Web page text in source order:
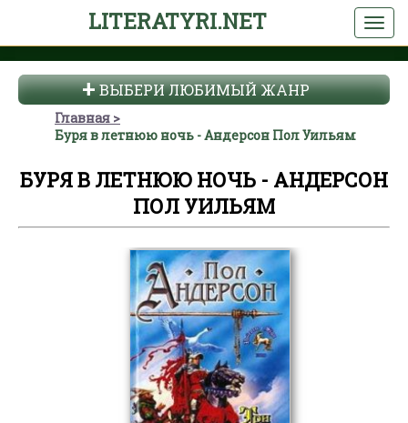
LITERATYRI.NET
ВЫБЕРИ ЛЮБИМЫЙ ЖАНР
Главная
Буря в летнюю ночь - Андерсон Пол Уильям
БУРЯ В ЛЕТНЮЮ НОЧЬ - АНДЕРСОН
ПОЛ УИЛЬЯМ